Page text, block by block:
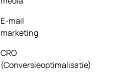
E-mail
marketing
CRO
(Conversieoptimalisatie)